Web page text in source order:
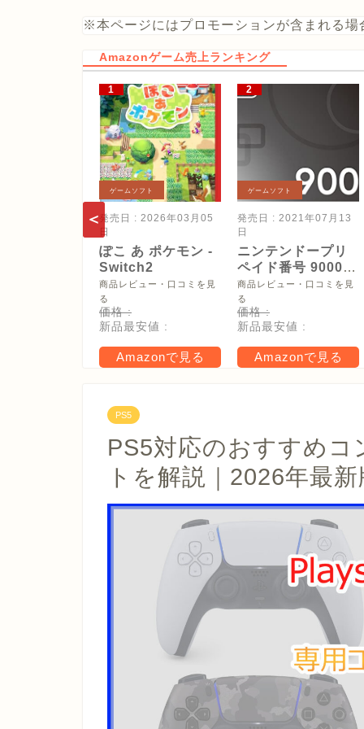
※本ページにはプロモーションが含まれる場
Amazonゲーム売上ランキング
ゲームソフト
発売日 : 2026年03月05
日
ぽこ あ ポケモン -
Switch2
商品レビュー・口コミを見
る
価格 :
新品最安値 :
Amazonで見る
ゲームソフト
発売日 : 2021年07月13
日
ニンテンドープリ
ペイド番号 9000
円|オンラインコー
ド版
商品レビュー・口コミを見
る
価格 :
新品最安値 :
Amazonで見る
PS5
PS5対応のおすすめ
トを解説｜2026年最新